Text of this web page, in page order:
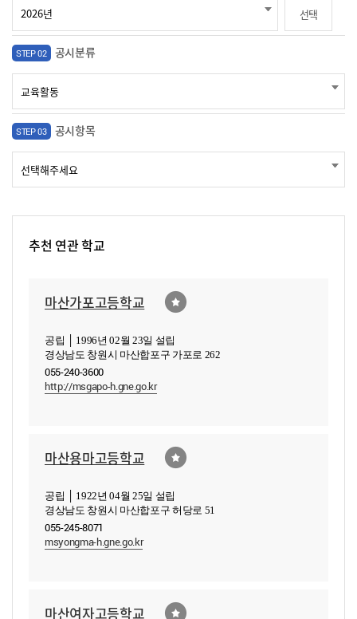
선택
STEP 02 공시분류
STEP 03 공시항목
추천 연관 학교
마산가포고등학교
공립 │ 1996년 02월 23일 설립
경상남도 창원시 마산합포구 가포로 262
055-240-3600
http://msgapo-h.gne.go.kr
마산용마고등학교
공립 │ 1922년 04월 25일 설립
경상남도 창원시 마산합포구 허당로 51
055-245-8071
msyongma-h.gne.go.kr
마산여자고등학교